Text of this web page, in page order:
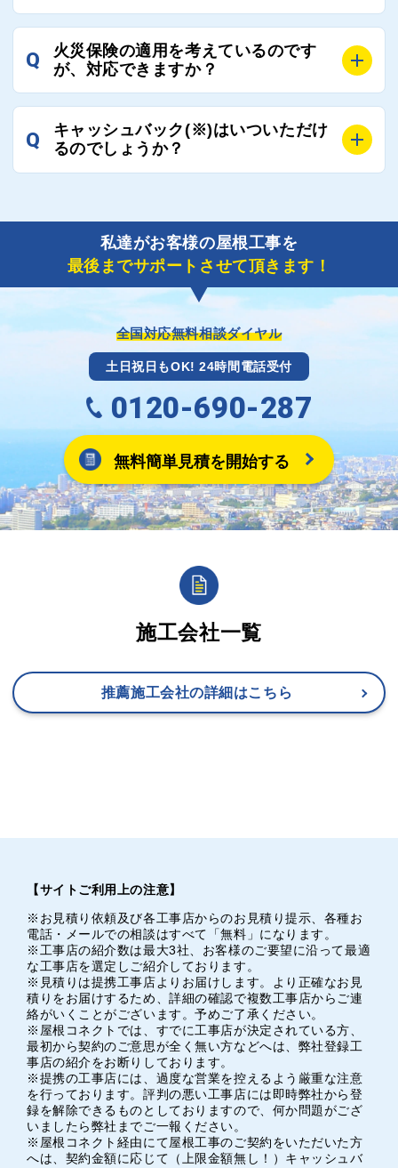
ご連絡いただき、屋根コネクトから直ちに紹介の工事
業者へ状況確認の連絡をし、即時対応するよう指示を
いたしますので、お気軽にお申し付けください。
工事業者の状況や屋根の状態、工事の内容、天候によ
って工事期間は変わりますが、目安としては、おおよ
そ3日～6日となります。
また、急ぎの場合などは屋根コネクトとしても全面的
にご協力いたしますので、ご相談ください。可能な限
り期間を短縮できる状況の工事業者を選定させていた
だきます。
Q
火災保険の適用を考えているのです
が、対応できますか？
風災補償を適用される場合は、専門家による視察と必
Q
キャッシュバック(※)はいついただけ
るのでしょうか？
了しましたら、キャッシュバック(※)申込みフォーム
に各項目を入力いただいた上で送信してください。
その内容を屋根コネクトが確認できた日時から翌月末
までには送付手配させていただきます。
※キャッシュバックの金額は契約金額によって異なり
ます。
私達がお客様の屋根工事を
最後までサポートさせて頂きます！
全国対応無料相談ダイヤル
土日祝日もOK! 24時間電話受付
0120-690-287
無料簡単見積を開始する
施工会社一覧
推薦施工会社の詳細はこちら
【サイトご利用上の注意】
※お見積り依頼及び各工事店からのお見積り提示、各種お
電話・メールでの相談はすべて「無料」になります。
※工事店の紹介数は最大3社、お客様のご要望に沿って最適
な工事店を選定しご紹介しております。
※見積りは提携工事店よりお届けします。より正確なお見
積りをお届けするため、詳細の確認で複数工事店からご連
絡がいくことがございます。予めご了承ください。
※屋根コネクトでは、すでに工事店が決定されている方、
最初から契約のご意思が全く無い方などへは、弊社登録工
事店の紹介をお断りしております。
※提携の工事店には、過度な営業を控えるよう厳重な注意
を行っております。評判の悪い工事店には即時弊社から登
録を解除できるものとしておりますので、何か問題がござ
いましたら弊社までご一報ください。
※屋根コネクト経由にて屋根工事のご契約をいただいた方
へは、契約金額に応じて（上限金額無し！）キャッシュバ